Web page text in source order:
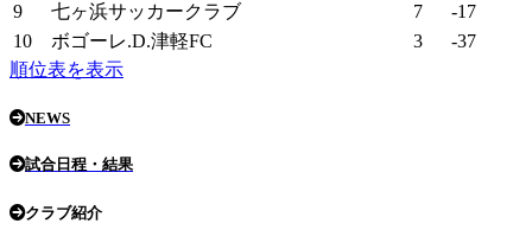
9
七ヶ浜サッカークラブ 7
-17
10
ボゴーレ.D.津軽FC 3
-37
順位表を表示
NEWS
試合日程・結果
クラブ紹介